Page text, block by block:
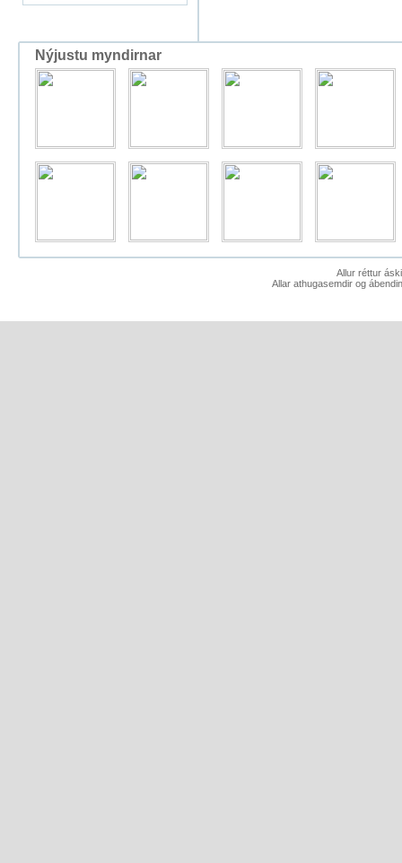
Nýjustu myndirnar
Allur réttur
Allar athugasemdir og